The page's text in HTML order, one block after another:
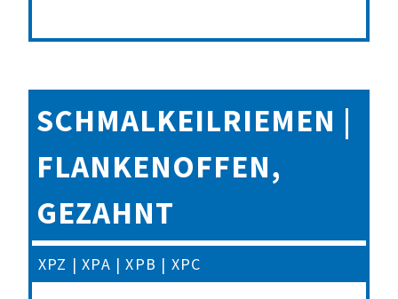
SCHMALKEILRIEMEN |
FLANKENOFFEN,
GEZAHNT
XPZ | XPA | XPB | XPC